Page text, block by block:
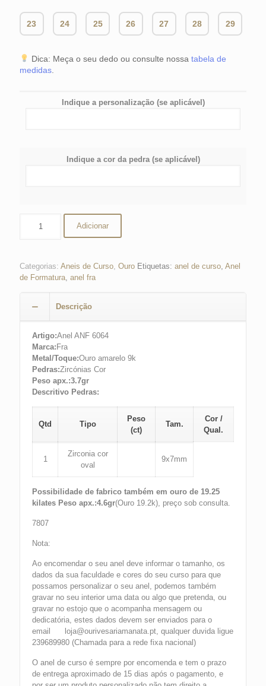
23 24 25 26 27 28 29
Dica: Meça o seu dedo ou consulte nossa tabela de
medidas
Indique a personalização (se aplicável)
Indique a cor da pedra (se aplicável)
Curso
6064
Adicionar
Categorias: Aneis de Curso Ouro Etiquetas: anel de curso Anel
de Formatura anel fra
Descrição
Artigo:Anel ANF 6064
Marca:Fra
Metal/Toque:Ouro amarelo 9k
Pedras:Zircónias Cor
Peso apx.:3.7gr
Descritivo Pedras:
Qtd Tipo
Peso
(ct)
Tam.
Cor /
Qual.
1
Zirconia cor
oval
9x7mm
Possibilidade de fabrico também em ouro de 19.25
kilates Peso apx.:4.6gr(Ouro 19.2k), preço sob consulta.
7807
Nota:
Ao encomendar o seu anel deve informar o tamanho, os
dados da sua faculdade e cores do seu curso para que
possamos personalizar o seu anel, podemos também
gravar no seu interior uma data ou algo que pretenda, ou
gravar no estojo que o acompanha mensagem ou
dedicatória, estes dados devem ser enviados para o
email loja@ourivesariamanata.pt, qualquer duvida ligue
239689980 (Chamada para a rede fixa nacional)
O anel de curso é sempre por encomenda e tem o prazo
de entrega aproximado de 15 dias após o pagamento, e